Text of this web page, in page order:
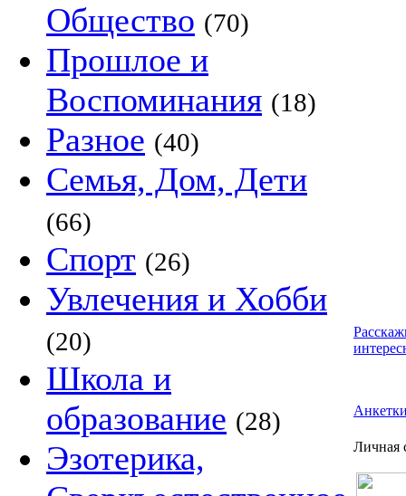
Общество (70)
Прошлое и
Воспоминания (18)
Разное (40)
Семья, Дом, Дети
(66)
Спорт (26)
Увлечения и Хобби
(20)
Школа и
образование (28)
Эзотерика,
Личная